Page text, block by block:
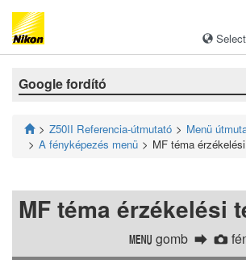
Google fordító
Z50II Referencia-útmutató
Menü
A fényképezés menü
MF téma
MF téma érzékelési
G gomb C